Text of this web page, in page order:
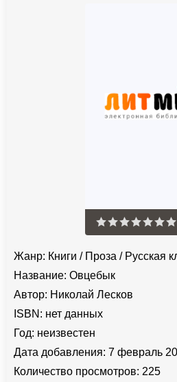
Жанр: Книги / Проза / Русская
Название: Овцебык
Автор: Николай Лесков
ISBN: нет данных
Год: неизвестен
Дата добавления: 7 февраль
Количество просмотров: 225